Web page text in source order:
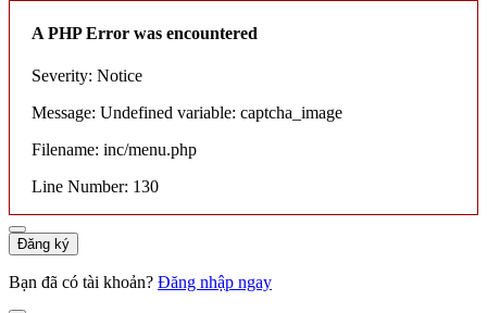
A PHP Error was encountered
Severity: Notice
Message: Undefined variable: captcha_image
Filename: inc/menu.php
Line Number: 130
Đăng ký
Bạn đã có tài khoản? Đăng nhập ngay